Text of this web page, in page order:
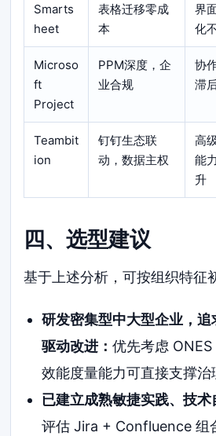
Smarts
heet
表格迁移零成
本
界
化
Microso
ft
Project
PPM深度，企
业合规
协
滞
Teambit
ion
钉钉生态联
动，数据主权
高
能
升
四、选型建议
基于上述分析，可按组织特征
研发密集型中大型企业，
驱动改进： 优先考虑
效能度量能力可直接支撑治
已建立成熟敏捷实践、技术
评估 Jira + Confluence 组